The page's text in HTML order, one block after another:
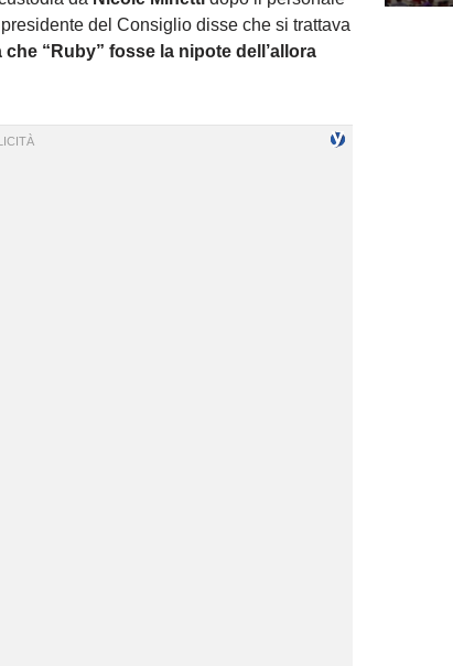
presidente del Consiglio disse che si trattava
“Ruby” fosse la nipote dell’allora